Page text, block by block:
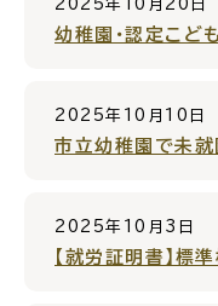
2025年10月20日
幼稚園・認定こど
2025年10月10日
市立幼稚園で未就
2025年10月3日
【就労証明書】標